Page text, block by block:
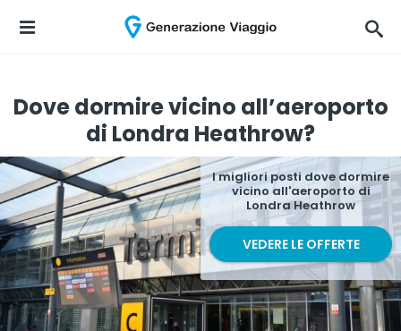
Dove dormire vicino all’aeroporto
di Londra Heathrow?
I migliori posti dove dormire
vicino all'aeroporto di
Londra Heathrow
VEDERE LE OFFERTE